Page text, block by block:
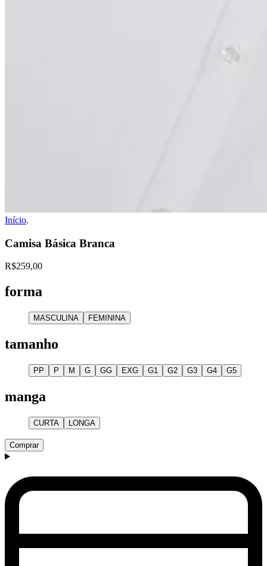
Início.
Camisa Básica Branca
R$259,00
forma
MASCULINA FEMININA
tamanho
PP P M G GG EXG G1 G2 G3 G4 G5
manga
CURTA LONGA
Comprar